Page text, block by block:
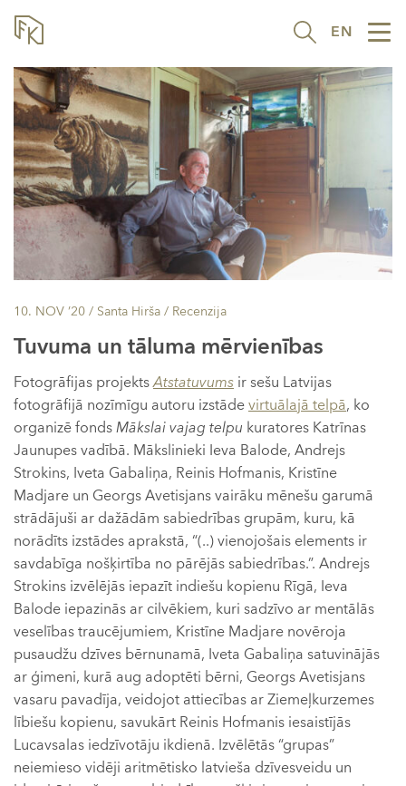
EN
10. NOV ’20 / Santa Hirša / Recenzija
Tuvuma un tāluma mērvienības
Fotogrāfijas projektsAtstatuvums ir sešu Latvijas
fotogrāfijā nozīmīgu autoru izstādevirtuālajā telpā, ko
organizē fondsMākslai vajag telpu kuratores Katrīnas
Jaunupes vadībā. Mākslinieki Ieva Balode, Andrejs
Strokins, Iveta Gabaliņa, Reinis Hofmanis, Kristīne
Madjare un Georgs Avetisjans vairāku mēnešu garumā
strādājuši ar dažādām sabiedrības grupām, kuru, kā
norādīts izstādes aprakstā, “(..) vienojošais elements ir
savdabīga nošķirtība no pārējās sabiedrības.”. Andrejs
Strokins izvēlējās iepazīt indiešu kopienu Rīgā, Ieva
Balode iepazinās ar cilvēkiem, kuri sadzīvo ar mentālās
veselības traucējumiem, Kristīne Madjare novēroja
pusaudžu dzīves bērnunamā, Iveta Gabaliņa satuvinājās
ar ģimeni, kurā aug adoptēti bērni, Georgs Avetisjans
vasaru pavadīja, veidojot attiecības ar Ziemeļkurzemes
lībiešu kopienu, savukārt Reinis Hofmanis iesaistījās
Lucavsalas iedzīvotāju ikdienā. Izvēlētās “grupas”
neiemieso vidēji aritmētisko latvieša dzīvesveidu un